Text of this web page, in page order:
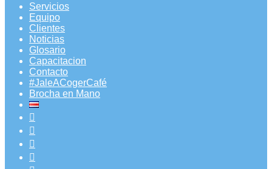
Servicios
Equipo
Clientes
Noticias
Glosario
Capacitacion
Contacto
#JaleACogerCafé
Brocha en Mano